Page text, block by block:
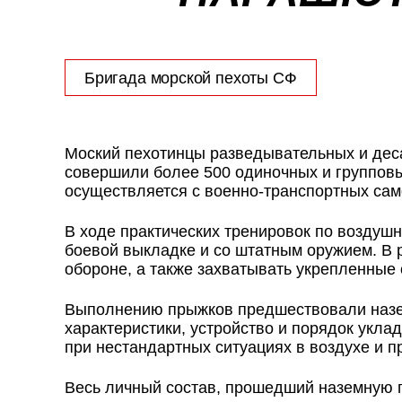
Бригада морской пехоты СФ
Моский пехотинцы разведывательных и
совершили более 500 одиночных и
осуществляется с военно-транспортных
В ходе практических тренировок по
боевой выкладке и со штатным оружием. В
обороне, а также захватывать
Выполнению прыжков предшествовали
характеристики, устройство и порядок
при нестандартных ситуациях в воздухе и
Весь личный состав, прошедший наземную